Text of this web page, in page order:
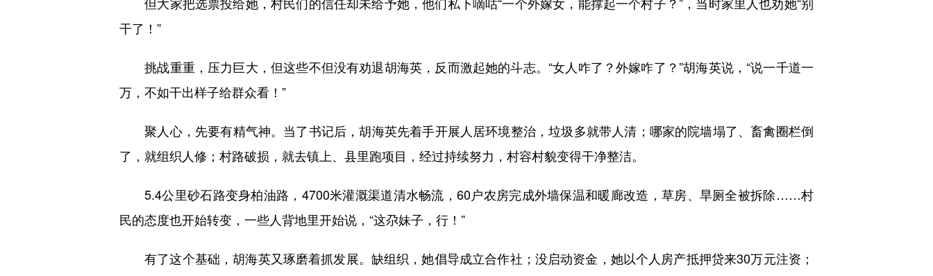
但大家把选票投给她，村民们的信任却未给予她，他们私下嘀咕“一个外嫁女，能撑起一个村子？”，当时家里人也劝她“别
干了！”
挑战重重，压力巨大，但这些不但没有劝退胡海英，反而激起她的斗志。“女人咋了？外嫁咋了？”胡海英说，“说一千道一
万，不如干出样子给群众看！”
聚人心，先要有精气神。当了书记后，胡海英先着手开展人居环境整治，垃圾多就带人清；哪家的院墙塌了、畜禽圈栏倒
了，就组织人修；村路破损，就去镇上、县里跑项目，经过持续努力，村容村貌变得干净整洁。
5.4公里砂石路变身柏油路，4700米灌溉渠道清水畅流，60户农房完成外墙保温和暖廊改造，草房、旱厕全被拆除……村
民的态度也开始转变，一些人背地里开始说，“这尕妹子，行！”
有了这个基础，胡海英又琢磨着抓发展。缺组织，她倡导成立合作社；没启动资金，她以个人房产抵押贷来30万元注资；